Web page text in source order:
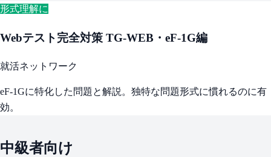
形式理解に
Webテスト完全対策 TG-WEB・eF-1G編
就活ネットワーク
eF-1Gに特化した問題と解説。独特な問題形式に慣れるのに有
効。
中級者向け